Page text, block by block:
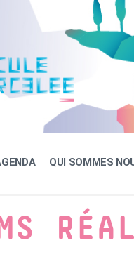
QUI SOMMES